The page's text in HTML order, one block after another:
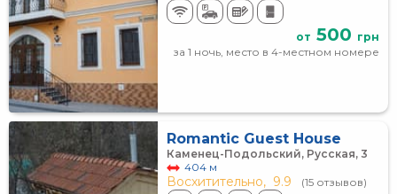
от 500 грн
за 1 ночь, место в 4-местном номере
Romantic Guest House
Каменец-Подольский, Русская, 3
404 м
Восхитительно, 9.9 (15 отзывов)